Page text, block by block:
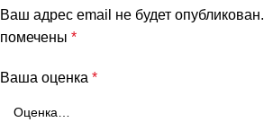
Ваш адрес email не будет опубликован.
помечены *
Ваша оценка *